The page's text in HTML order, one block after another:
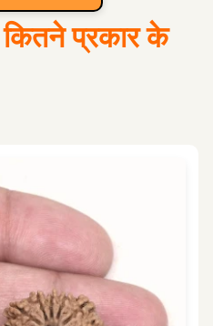
कितने प्रकार के